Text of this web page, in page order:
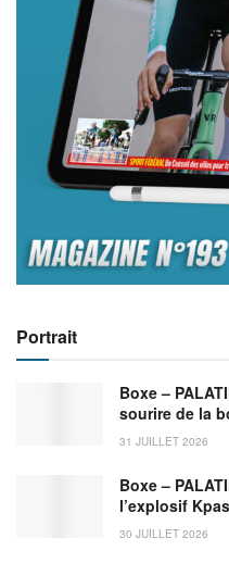
Portrait
Boxe –
sourire de la
31 JUILLET 2026
Boxe –
l’explosif
30 JUILLET 2026